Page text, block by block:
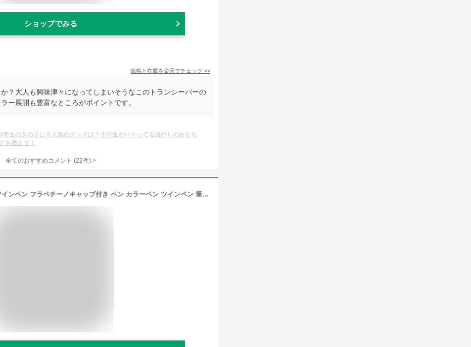
ショップでみる
価格と在庫を楽天でチェック >>
？大人も興味津々になってしまいそうなこのトランシーバーの
ー展開も豊富なところがポイントです。
年生の女の子に今人気のグッズは？小学生がハマってる流行りのおもち
を教えて！
全てのおすすめコメント (22件) >
【6本セット】 メルティカフェツインペン フラペチーノキャップ付き ペン カラーペン ツインペン 筆記具 文房具 女の子 かわいい ホワイトデー 筆記具 子供 こども 文具 文具セット 小学生 中学生 女子 文房具セット 子供会 誕生日 プレゼント お返し 入学 クリスマス